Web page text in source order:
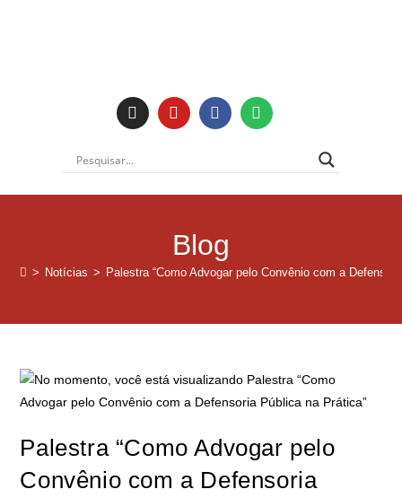
Blog
> Notícias > Palestra “Como Advogar pelo Convênio com a
Palestra “Como Advogar pelo
Convênio com a Defensoria